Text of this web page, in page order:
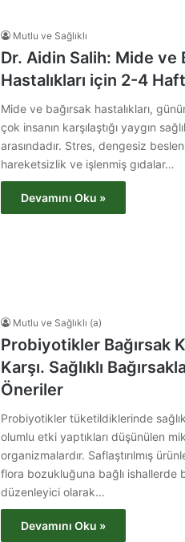
Mutlu ve Sağlıklı
Dr. Aidin Salih: Mide ve
Hastalıkları için 2-4
Mide ve bağırsak hastalıkları,
çok insanın karşılaştığı yaygın
arasındadır. Stres, dengesiz
hareketsizlik ve işlenmiş gıdalar…
Devamını Oku »
Mutlu ve Sağlıklı (a)
Probiyotikler Bağırsak
Karşı. Sağlıklı
Öneriler
Probiyotikler tüketildiklerinde
olumlu etki yaptıkları düşünülen
organizmalardır. Saflaştırılmış
flora bozukluğuna bağlı ishallerde
düzenleyici olarak…
Devamını Oku »